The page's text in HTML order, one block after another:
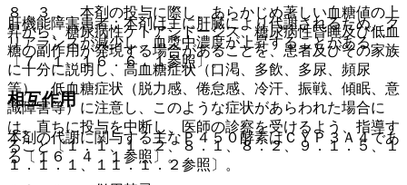
肝機能障害患者：本剤は主に肝臓により代謝されるため、ク
リアランスが減少し、血漿中濃度が上昇することがある
〔７．１、１６．６．１参照〕。
相互作用
本剤の代謝に関与する主なＰ４５０酵素はＣＹＰ３Ａ４であ
る〔１６．４．１参照〕。
８．３． 本剤の投与に際し、あらかじめ著しい血糖値の上
昇から、糖尿病性ケトアシドーシス、糖尿病性昏睡及び低血
糖の副作用が発現する場合があることを、患者及びその家族
に十分に説明し、高血糖症状（口渇、多飲、多尿、頻尿
等）、低血糖症状（脱力感、倦怠感、冷汗、振戦、傾眠、意
識障害等）に注意し、このような症状があらわれた場合に
は、直ちに投与を中断し、医師の診察を受けるよう、指導す
ること〔１．１、１．２、８．１、８．２、９．１．５、１
１．１．１、１１．１．２参照〕。